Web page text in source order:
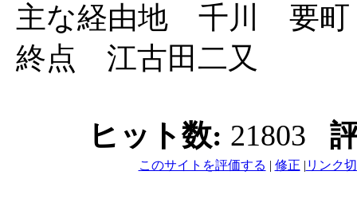
主な経由地 千川 要町
終点 江古田二又
ヒット数: 21803
このサイトを評価する | 修正 | リンク